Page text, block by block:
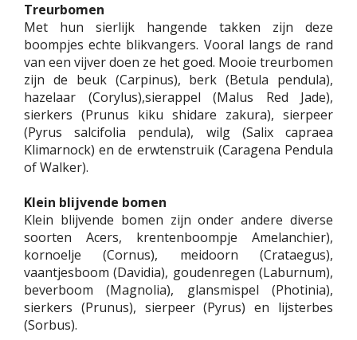
Treurbomen
Met hun sierlijk hangende takken zijn deze
boompjes echte blikvangers. Vooral langs de rand
van een vijver doen ze het goed. Mooie treurbomen
zijn de beuk (Carpinus), berk (Betula pendula),
hazelaar (Corylus),sierappel (Malus Red Jade),
sierkers (Prunus kiku shidare zakura), sierpeer
(Pyrus salcifolia pendula), wilg (Salix capraea
Klimarnock) en de erwtenstruik (Caragena Pendula
of Walker).
Klein blijvende bomen
Klein blijvende bomen zijn onder andere diverse
soorten Acers, krentenboompje Amelanchier),
kornoelje (Cornus), meidoorn (Crataegus),
vaantjesboom (Davidia), goudenregen (Laburnum),
beverboom (Magnolia), glansmispel (Photinia),
sierkers (Prunus), sierpeer (Pyrus) en lijsterbes
(Sorbus).